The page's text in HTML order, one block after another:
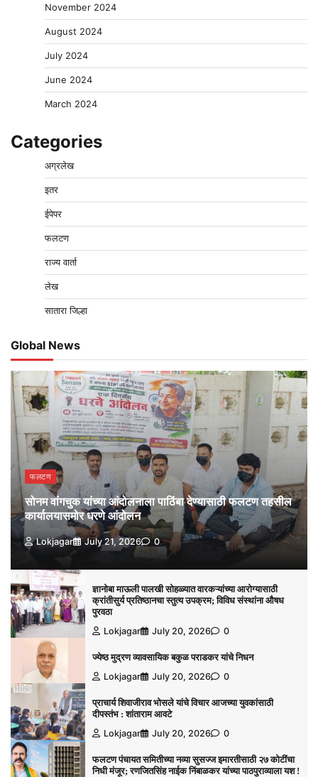
November 2024
August 2024
July 2024
June 2024
March 2024
Categories
अग्रलेख
इतर
ईपेपर
फलटण
राज्य वार्ता
लेख
सातारा जिल्हा
Global News
फलटण
सोनम वांगचुक यांच्या आंदोलनाला पाठिंबा देण्यासाठी फलटण तहसील
कार्यालयासमोर धरणे आंदोलन
Lokjagar July 21, 2026 0
ज्ञानोबा माऊली पालखी सोहळ्यात वारकऱ्यांच्या आरोग्यासाठी
क्रांतीसुर्य प्रतिष्ठानचा स्तुत्य उपक्रम; विविध संस्थांना औषध
पुरवठा
Lokjagar
July 20, 2026 0
ज्येष्ठ मुद्रण व्यावसायिक बकुळ पराडकर यांचे निधन
Lokjagar
July 20, 2026 0
प्राचार्य शिवाजीराव भोसले यांचे विचार आजच्या युवकांसाठी
दीपस्तंभ : शांताराम आवटे
Lokjagar
July 20, 2026 0
फलटण पंचायत समितीच्या नव्या सुसज्ज इमारतीसाठी २७ कोटींचा
निधी मंजूर; रणजितसिंह नाईक निंबाळकर यांच्या पाठपुराव्याला यश !